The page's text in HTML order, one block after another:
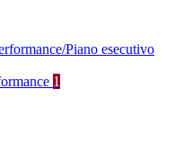
Piano esecutivo
1